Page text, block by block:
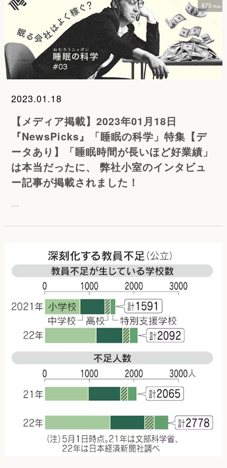
2023.01.18
【メディア掲載】2023年01月18日
『NewsPicks』「睡眠の科学」特集【デ
ータあり】「睡眠時間が長いほど好業績」
は本当だったに、 弊社小室のインタビュ
ー記事が掲載されました！
...